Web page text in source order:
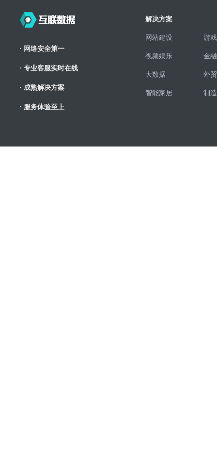
· 网络安全第一
· 专业客服实时在线
· 成熟解决方案
· 服务体验至上
解决方案
网站建设 游
视频娱乐 金
大数据 外
智能家居 制